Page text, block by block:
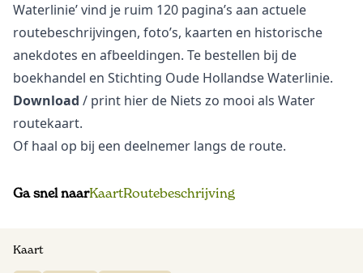
Waterlinie’ vind je ruim 120 pagina’s aan actuele
routebeschrijvingen, foto’s, kaarten en historische
anekdotes en afbeeldingen. Te bestellen bij de
boekhandel en Stichting Oude Hollandse Waterlinie.
Download / print hier de Niets zo mooi als Water
routekaart.
Of haal op bij een deelnemer langs de route.
Ga snel naarKaartRoutebeschrijving
Kaart